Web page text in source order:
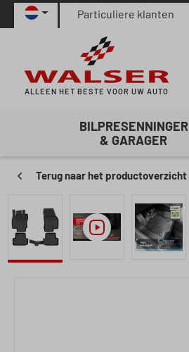
de hoofdinhoud
Ga naar de zoekopdracht
Ga naar de hoofdnavigatie
Particuliere klanten
ALLEEN HET BESTE VOOR UW AUTO
BILPRESENNINGER
& GARAGER
Terug naar het productoverzicht
Afbeeldingengalerij overslaan